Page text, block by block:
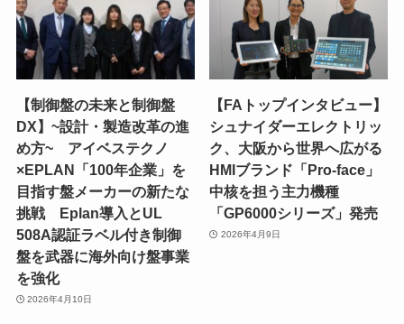
【制御盤の未来と制御盤
DX】~設計・製造改革の進
め方~ アイベステクノ
×EPLAN「100年企業」を
目指す盤メーカーの新たな
挑戦 Eplan導入とUL
508A認証ラベル付き制御
盤を武器に海外向け盤事業
を強化
2026年4月10日
【FAトップインタビュー】
シュナイダーエレクトリッ
ク、大阪から世界へ広がる
HMIブランド「Pro-face」
中核を担う主力機種
「GP6000シリーズ」発売
2026年4月9日